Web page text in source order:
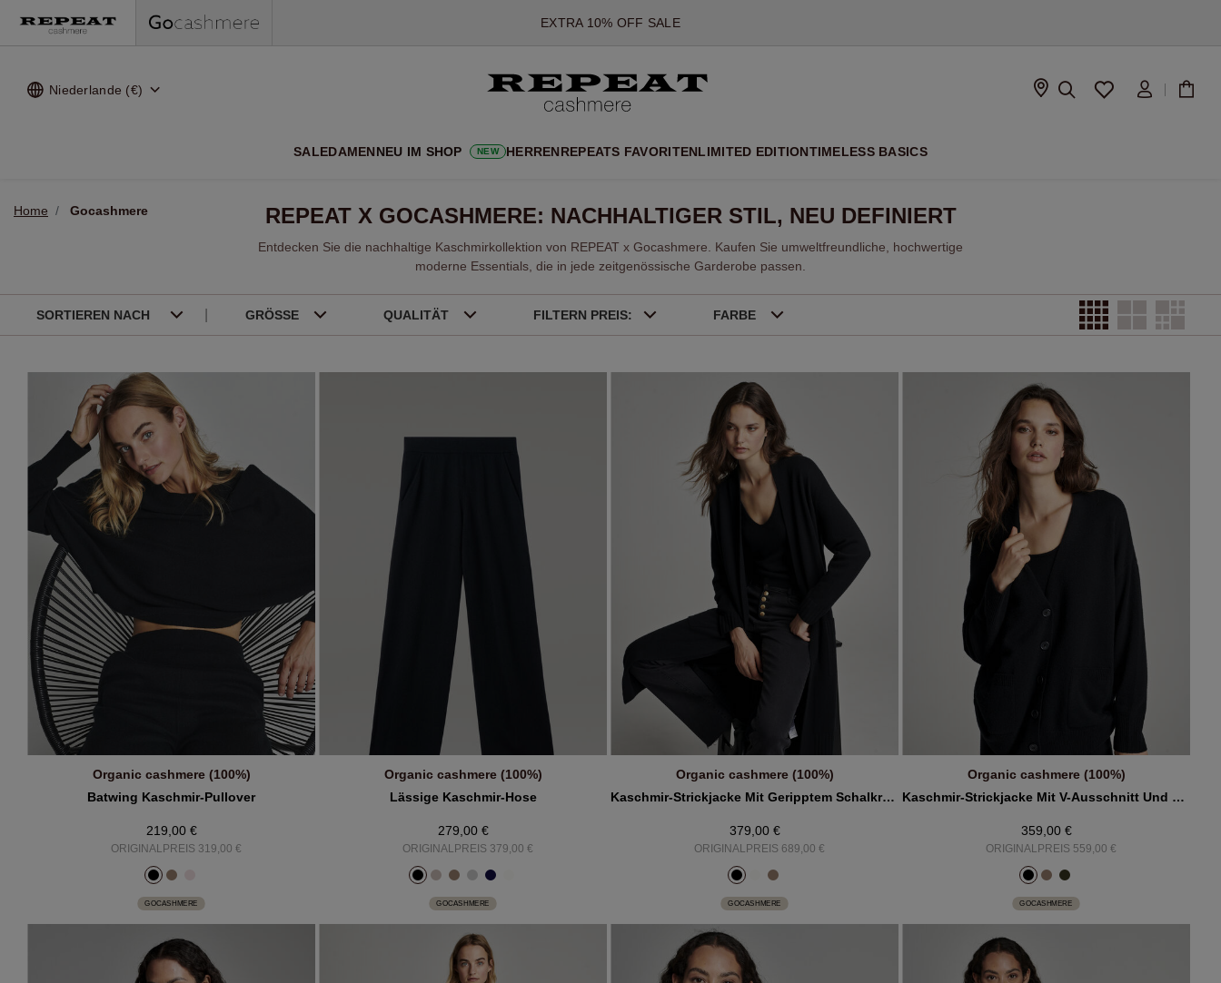
*DIESES ANGEBOT GILT BIS ZUM 12 AUGUST 2026
*GILT NICHT FÜR LIMITED EDITION
*AUSNAHMEN SIND MÖGLICH
NEUE CASHMERE-NEUHEITEN
EXTRA 10% OFF SALE
Niederlande (€)
SALEDAMENNEU IM SHOP NEW HERRENREPEATS FAVORITENLIMITED EDITIONTIMELESS BASICS
Home Gocashmere REPEAT X GOCASHMERE: NACHHALTIGER STIL, NEU DEFINIERT
Entdecken Sie die nachhaltige Kaschmirkollektion von REPEAT x Gocashmere. Kaufen Sie umweltfreundliche, hochwertige
moderne Essentials, die in jede zeitgenössische Garderobe passen.
SORTIEREN NACH GRÖSSE
OneSize
34 - XXS
36 - XS
38 - S
40 - M
44 - XL
46 - XXL
QUALITÄT
Kaschmir (100%)
Filtern Quality: Kaschmir (100)
Bio-Kaschmir (100)
Filtern Quality: Bio-Kaschmir (100)
FILTERN PREIS: FARBE
Schwarz Beige Braun Grau
Grün
Powder Navy
IN DEN WARENKORB
Organic cashmere (100%)
Batwing Kaschmir-Pullover
219,00 €
ORIGINALPREIS 319,00 €
GOCASHMERE
IN DEN WARENKORB
Organic cashmere (100%)
Lässige Kaschmir-Hose
279,00 €
ORIGINALPREIS 379,00 €
GOCASHMERE
IN DEN WARENKORB
Organic cashmere (100%)
Kaschmir-Strickjacke Mit Geripptem Schalkragen Und Taschen
379,00 €
ORIGINALPREIS 689,00 €
GOCASHMERE
IN DEN WARENKORB
Organic cashmere (100%)
Kaschmir-Strickjacke Mit V-Ausschnitt Und Taschen
359,00 €
ORIGINALPREIS 559,00 €
GOCASHMERE